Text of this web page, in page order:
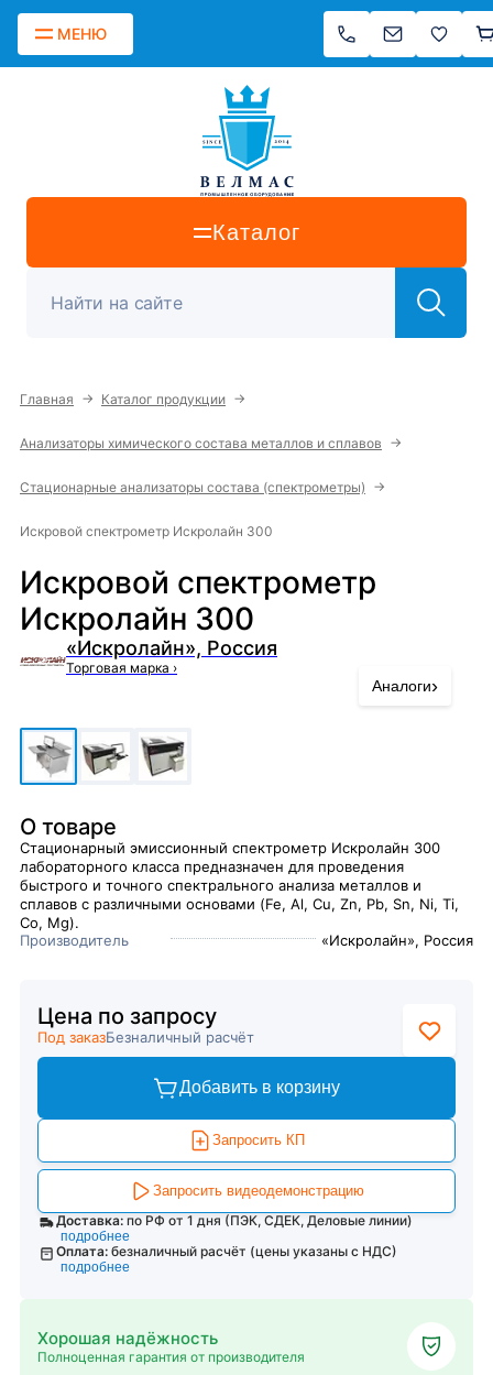
МЕНЮ
Каталог
Главная → Каталог продукции →
Анализаторы химического состава металлов и сплавов →
Стационарные анализаторы состава (спектрометры) →
Искровой спектрометр Искролайн 300
Искровой спектрометр
Искролайн 300
«Искролайн», Россия
Торговая марка ›
Аналоги›
О товаре
Стационарный эмиссионный спектрометр Искролайн 300
лабораторного класса предназначен для проведения
быстрого и точного спектрального анализа металлов и
сплавов с различными основами (Fe, Al, Cu, Zn, Pb, Sn, Ni, Ti,
Co, Mg).
Производитель
«Искролайн», Россия
Цена по запросу
Под заказБезналичный расчёт
Добавить в корзину
Запросить КП
Запросить видеодемонстрацию
Доставка: по РФ от 1 дня (ПЭК, СДЕК, Деловые линии)
подробнее
Оплата: безналичный расчёт (цены указаны с НДС)
подробнее
Хорошая надёжность
Полноценная гарантия от производителя